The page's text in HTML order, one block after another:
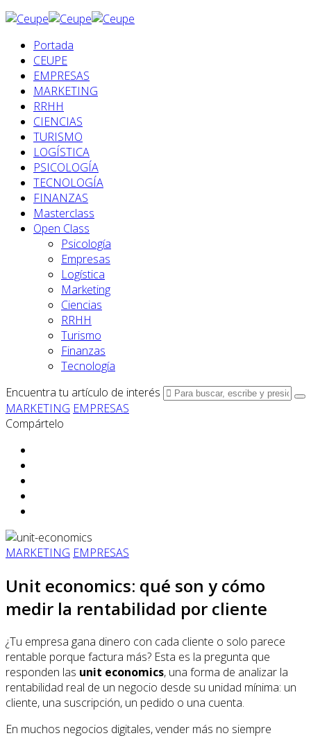
Portada
CEUPE
EMPRESAS
MARKETING
RRHH
CIENCIAS
TURISMO
LOGÍSTICA
PSICOLOGÍA
TECNOLOGÍA
FINANZAS
Masterclass
Open Class
Psicología
Empresas
Logística
Marketing
Ciencias
RRHH
Turismo
Finanzas
Tecnología
Encuentra tu artículo de interés
MARKETING EMPRESAS
Compártelo
MARKETING EMPRESAS
Unit economics: qué son y cómo
medir la rentabilidad por cliente
¿Tu empresa gana dinero con cada cliente o solo parece
rentable porque factura más? Esta es la pregunta que
responden las unit economics, una forma de analizar la
rentabilidad real de un negocio desde su unidad mínima: un
cliente, una suscripción, un pedido o una cuenta.
En muchos negocios digitales, vender más no siempre